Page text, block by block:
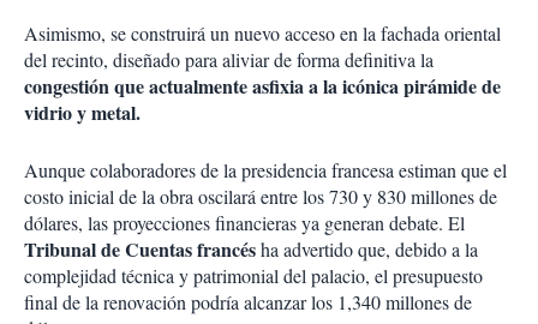
Asimismo, se construirá un nuevo acceso en la fachada oriental
del recinto, diseñado para aliviar de forma definitiva la
congestión que actualmente asfixia a la icónica pirámide de
vidrio y metal.
Aunque colaboradores de la presidencia francesa estiman que el
costo inicial de la obra oscilará entre los 730 y 830 millones de
dólares, las proyecciones financieras ya generan debate. El
Tribunal de Cuentas francésha advertido que, debido a la
complejidad técnica y patrimonial del palacio, el presupuesto
final de la renovación podría alcanzar los 1,340 millones de